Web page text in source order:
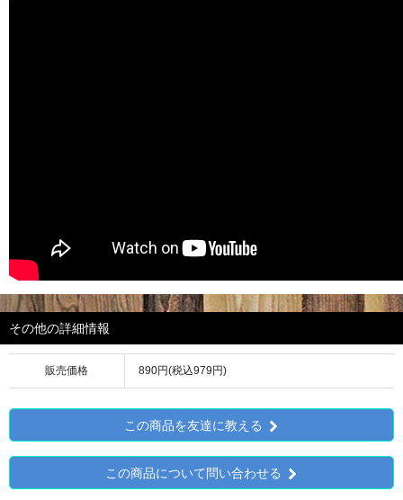
その他の詳細情報
販売価格 890円(税込979円)
この商品を友達に教える
この商品について問い合わせる